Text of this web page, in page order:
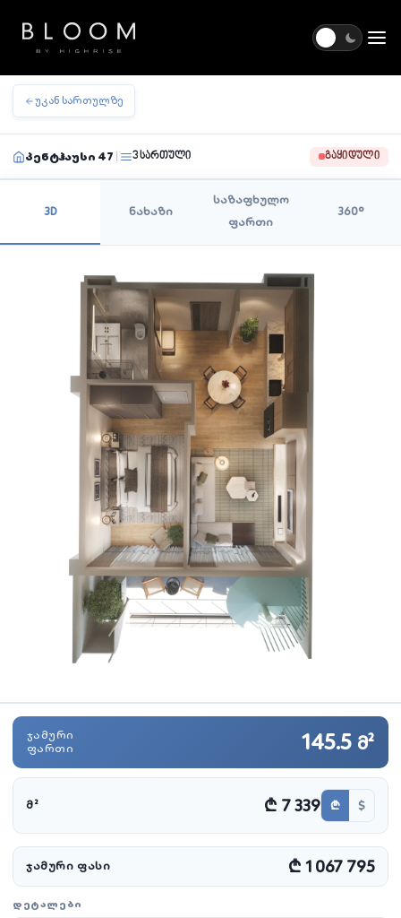
უკან სართულზე
პენტჰაუსი 47 3 სართული ᲒᲐᲧᲘᲓᲣᲚᲘ
3D ნახაზი
საზაფხულო
ფართი
360°
145.5 მ²
ᲯᲐᲛᲣᲠᲘ
ᲤᲐᲠᲗᲘ
Მ² ₾ 7 339 ₾ $
ᲯᲐᲛᲣᲠᲘ ᲤᲐᲡᲘ ₾ 1 067 795
ᲓᲔᲢᲐᲚᲔᲑᲘ